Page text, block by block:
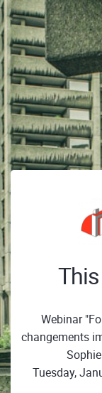
Webinar
changements
Tuesday,